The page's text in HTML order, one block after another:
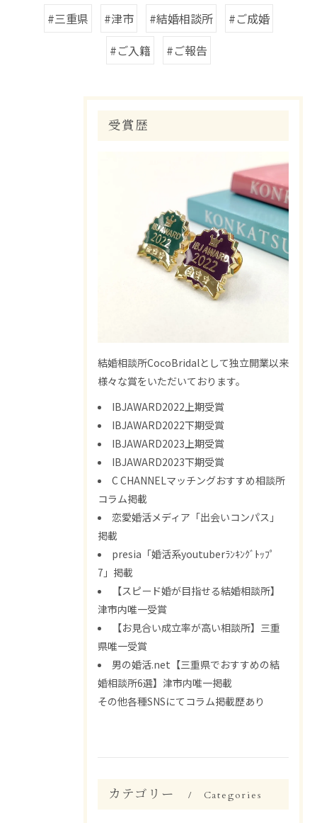
#三重県 #津市 #結婚相談所
#ご成婚
#ご入籍
#ご報告
受賞歴
結婚相談所CocoBridalとして独立開業以来
様々な賞をいただいております。
IBJAWARD2022上期受賞
IBJAWARD2022下期受賞
IBJAWARD2023上期受賞
IBJAWARD2023下期受賞
C CHANNELマッチングおすすめ相談所
コラム掲載
恋愛婚活メディア「出会いコンパス」
掲載
presia「婚活系youtuberﾗﾝｷﾝｸﾞﾄｯﾌﾟ
7」掲載
【スピード婚が目指せる結婚相談所】
津市内唯一受賞
【お見合い成立率が高い相談所】三重
県唯一受賞
男の婚活.net【三重県でおすすめの結
婚相談所6選】津市内唯一掲載
その他各種SNSにてコラム掲載歴あり
カテゴリー Categories